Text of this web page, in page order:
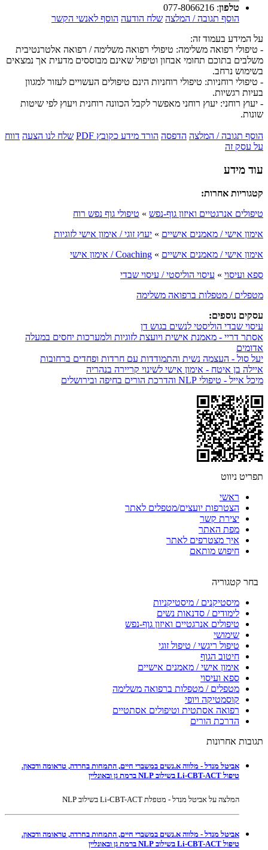
טלפון:
077-8066216
הוסף תגובה / המלצה שלח הודעה הוסף לאנשי הקשר
על המידע בעמוד זה:
- טיפולי רפואה משלימה: טיפולי רפואה משלימה / רפואה אלטרנטיבית
משלבים בתוכם תחומי אבחון וטיפול שאינם מבוססים מדעית אך נמצאים
בשימוש נרחב.
- טיפולי רוחניות: טיפולי רוחניות הינם טיפולים העשויים לעזור למגוון
בעיות רגשיות.
- יעוץ רוחני: יעוץ רוחני מאפשר לקבל הכוונה רוחנית ויעוץ לפי שיטות
שונות.
הוסף תגובה / המלצה הדפסה הורד מידע כקובץ PDF שלח לנו הצעה דווח
על עסק זה
עוד מידע
קטגוריות אחרות:
טיפולים אנרגטיים ואיזון גוף-נפש » טיפולי גוף נפש רוח
אימון אישי / מאמנים אישיים » יעוץ זוגי / אימון אישי לזוגיות
אימון אישי / מאמנים אישיים » Coaching / אימון אישי
ספא ועיסוי » עיסוי הוליסטי / עיסוי שבדי
מטפלים / מטפלות ברפואה משלימה
עסקים נוספים:
עיסוי שבדי הוליסטי לנשים בגוש דן
אסתר דריי - מאמנת אישית ויועצת לזוגיות ולמערכות יחסים במעלה
אדומים
יעל סול - העצמה נשית והתמודדות עם חרדות ופחדים ברחובות
איילה בן איטח - אימון אישי לשינוי קריירה בנהריה
מיכל אייל - טיפולי NLP והדרכת הורים בחיפה ובירושלים
תפריט ניווט
ראשי
הצטרפות יועצים/מטפלים לאתר
יצירת קשר
מפת האתר
איך מצטרפים לאתר
חיפוש מותאם
בחר קטגוריה
מיסטיקנים / מיסטיקניות
לימודים / סדנאות נשים
טיפולים אנרגטיים ואיזון גוף-נפש
שימושי
טיפול ריגשי / טיפול זוגי
חיטוב הגוף
אימון אישי / מאמנים אישיים
ספא ועיסוי
מטפלים / מטפלות ברפואה משלימה
קוסמטיקה ויופי
רפואה אסתטית וטיפולים אסתטיים
הדרכת הורים
תגובות אחרונות
אביטל מנדל - מלווה א.נשים במשברי חיים, התמחות בחרדה, טראומה ודכאון.
טיפול Li-CBT-ACT בשילוב NLP ברמת גן ובאונליין
המלצה על אביטל מנדל - מטפלת Li-CBT-ACT בשילוב NLP
אביטל מנדל - מלווה א.נשים במשברי חיים, התמחות בחרדה, טראומה ודכאון.
טיפול Li-CBT-ACT בשילוב NLP ברמת גן ובאונליין